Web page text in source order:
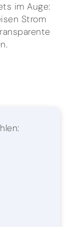
im Auge:
Strom